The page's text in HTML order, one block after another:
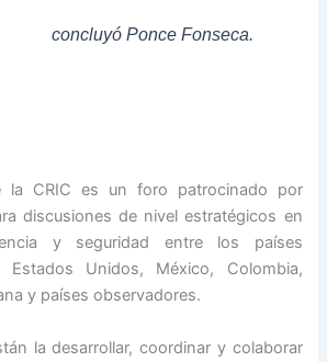
concluyó Ponce Fonseca.
la CRIC es un foro patrocinado por
discusiones de nivel estratégicos en
y seguridad entre los países
Estados Unidos, México, Colombia,
y países observadores.
la desarrollar, coordinar y colaborar